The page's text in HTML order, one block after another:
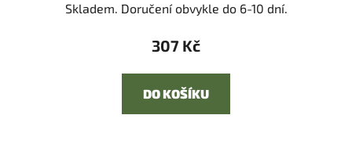
Skladem. Doručení obvykle do 6-10 dní.
307 Kč
DO KOŠÍKU